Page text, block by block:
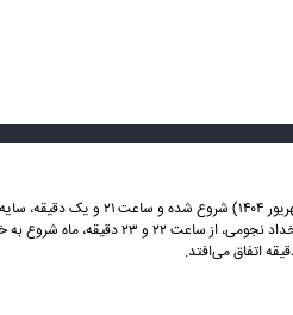
ماه‌گرفتگی از ساعت ١٩ و ٥٧ دقیقه امشب، یکشنبه (۱۶ شهریور ۱۴۰۴)
قرص ماه را پوشاند و ماه‌گرفتگی کامل شد. در ادامه این رخداد نجومی، از